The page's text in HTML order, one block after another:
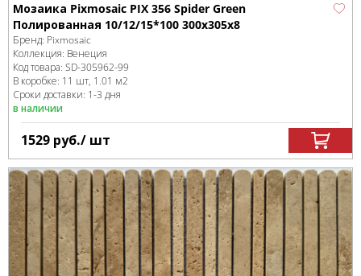
Мозаика Pixmosaic PIX 356 Spider Green
Полированная 10/12/15*100 300х305x8
Бренд: Pixmosaic
Коллекция: Венеция
Код товара: SD-305962-99
В коробке: 11 шт, 1.01 м2
Сроки доставки: 1-3 дня
в наличии
1529 руб./ шт